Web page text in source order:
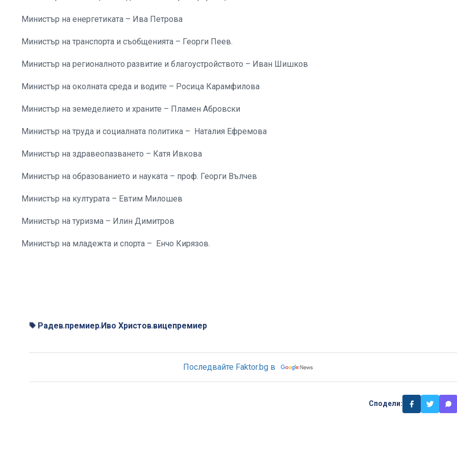
Министър на енергетиката – Ива Петрова
Министър на транспорта и съобщенията – Георги Пеев.
Министър на регионалното развитие и благоустройството – Иван Шишков
Министър на околната среда и водите – Росица Карамфилова
Министър на земеделието и храните – Пламен Абровски
Министър на труда и социалната политика – Наталия Ефремова
Министър на здравеопазването – Катя Ивкова
Министър на образованието и науката – проф. Георги Вълчев
Министър на културата – Евтим Милошев
Министър на туризма – Илин Димитров
Министър на младежта и спорта – Енчо Кирязов.
Радев,премиер,Иво Христов,вицепремиер
Последвайте Faktor.bg в
Сподели: